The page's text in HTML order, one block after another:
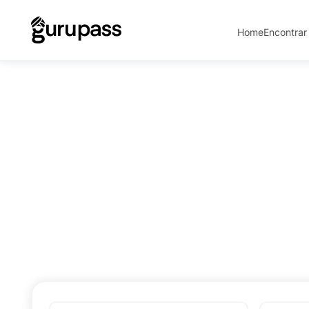
Home